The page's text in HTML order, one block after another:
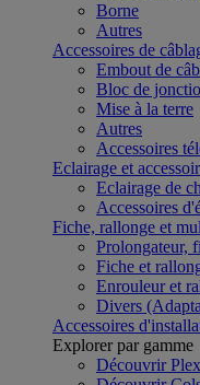
Borne
Autres
Accessoires de
Embout de
Bloc de
Mise à la terre
Autres
Accessoires
Eclairage et
Eclairage de
Accessoires
Fiche, rallonge et
Prolongateur,
Fiche et
Enrouleur et
Divers
Accessoires
Explorer par gamme
Découvrir